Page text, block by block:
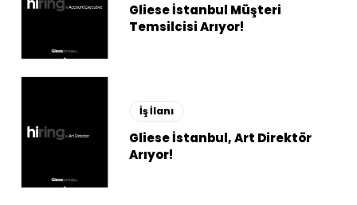
Gliese İstanbul Müşteri
Temsilcisi Arıyor!
İş İlanı
Gliese İstanbul, Art Direktör
Arıyor!